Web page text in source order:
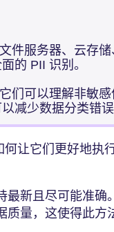
件服务器、云存
的 PII 识别。
们可以理解非敏
减少数据分类错
让它们更好地执
最新且尽可能准确
质量，这使得此方